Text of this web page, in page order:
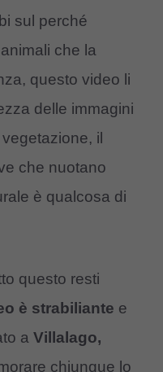
sul perché
che la
questo video li
delle immagini
il
che nuotano
è qualcosa di
questo resti
è strabiliante e
a Villalago,
chiunque lo